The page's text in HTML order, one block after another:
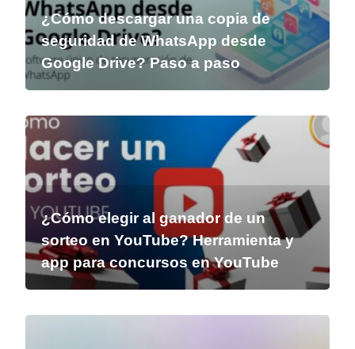
¿Cómo descargar una copia de
seguridad de WhatsApp desde
Google Drive? Paso a paso
¿Cómo elegir al ganador de un
sorteo en YouTube? Herramienta y
app para concursos en YouTube